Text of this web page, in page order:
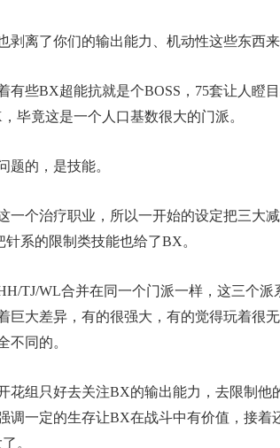
离了你们的输出能力、机动性这些东西来
有些BX超能抗就是个BOSS，75套让人瞪
毕竟这是一个人口基数很大的门派。
的，是技能。
一个治疗职业，所以一开始的设定把三大
系的限制类技能也给了BX。
TJ/WL合并在同一个门派一样，这三个派
巨大差异，有的很强大，有的觉得玩着很
不同的。
花组只好去关注BX的输出能力，去限制他
调一定的生存让BX在战斗中有价值，接着
。